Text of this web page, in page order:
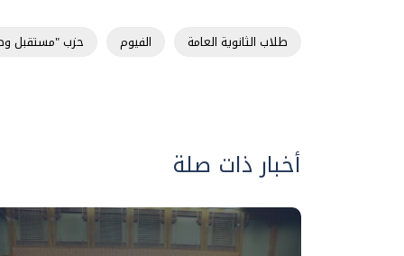
طلاب الثانوية العامة الفيوم حزب "مستقبل
أخبار ذات صلة